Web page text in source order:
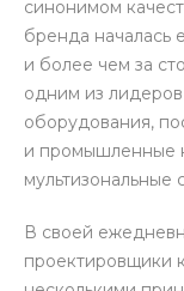
синонимом
бренда началась
и более чем за
одним из
оборудования,
и промышленные
мультизональные
В своей
проектировщики